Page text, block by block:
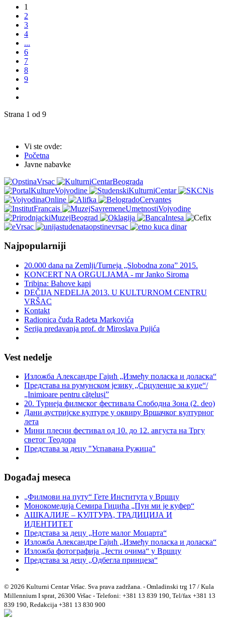
1
2
3
4
...
6
7
8
9
Strana 1 od 9
Vi ste ovde:
Početna
Javne nabavke
Najpopularniji
20.000 dana na Zemlji/Turneja „Slobodna zona” 2015.
KONCERT NA ORGULJAMA - mr Janko Siroma
Tribina: Bahove kapi
DEČIJA NEDELJA 2013. U KULTURNOM CENTRU
VRŠAC
Kontakt
Radionica čuda Radeta Markovića
Serija predavanja prof. dr Miroslava Pujića
Vest nedelje
Изложба Александре Гајић „Између поласка и доласка“
Представа на румунском језику „Срцуленце за куце“/
„Inimioare pentru cățeluși”
20. Турнеја филмског фестивала Слободна Зона (2. deo)
Дани аустријске културе у оквиру Вршачког културног
лета
Мини плесни фестивал од 10. до 12. августа на Тргу
светог Теодора
Представа за децу "Успавана Ружица"
Događaj meseca
„Филмови на путу“ Гетe Института у Вршцу
Монокомедија Семира Гицића „Пун ми је куфер“
АШКАЛИЈЕ – КУЛТУРА, ТРАДИЦИЈА И
ИДЕНТИТЕТ
Представа за децу „Ноте малог Моцарта“
Изложба Александре Гајић „Између поласка и доласка“
Изложба фотографија „Јести очима“ у Вршцу
Представа за децу „Одбегла принцеза“
© 2026 Kulturni Centar Vršac. Sva prava zadržana. - Omladinski trg 17 / Kula
Millennium I sprat, 26300 Vršac - Telefoni: +381 13 839 190, Tel/fax +381 13
839 190, Redakcija +381 13 830 900